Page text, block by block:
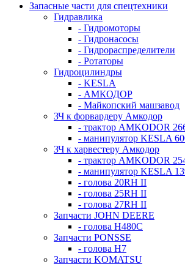
Запасные части для спецтехники
Гидравлика
- Гидромоторы
- Гидронасосы
- Гидрораспределители
- Ротаторы
Гидроцилиндры
- KESLA
- АМКОДОР
- Майкопский машзавод
ЗЧ к форвардеру Амкодор
- трактор AMKODOR
- манипулятор KESLA
ЗЧ к харвестеру Амкодор
- трактор AMKODOR
- манипулятор KESLA
- голова 20RH II
- голова 25RH II
- голова 27RH II
Запчасти JOHN DEERE
- голова H480C
Запчасти PONSSE
- голова H7
Запчасти KOMATSU